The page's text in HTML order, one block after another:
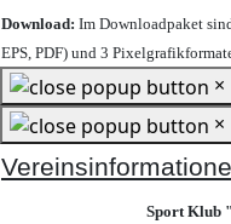
Download: Im Downloadpaket
EPS, PDF) und 3
×
×
Sport Klub